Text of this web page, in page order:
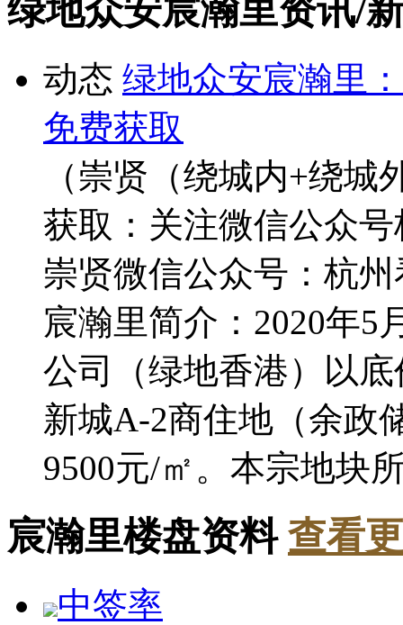
绿地众安宸瀚里资讯/
动态 绿地众安宸瀚里
免费获取
（崇贤（绕城内+绕
获取：关注微信公众
崇贤微信公众号：杭
宸瀚里简介：2020年5
公司（绿地香港）以
新城A-2商住地（余政
9500元/㎡。本宗地块
宸瀚里楼盘资料 查看
中签率